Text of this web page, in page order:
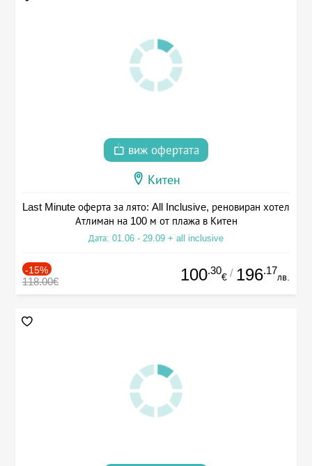
виж офертата
Китен
Last Minute оферта за лято: All Inclusive, реновиран хотел
Атлиман на 100 м от плажа в Китен
Дата: 01.06 - 29.09 + all inclusive
-15%
118.00€ 100.30
€ / 196.17
лв.